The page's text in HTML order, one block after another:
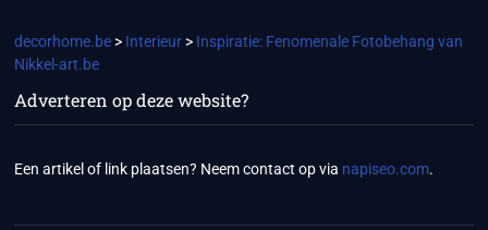
decorhome.be > Interieur > Inspiratie: Fenomenale Fotobehang van
Nikkel-art.be
Adverteren op deze website?
Een artikel of link plaatsen? Neem contact op via napiseo.com.